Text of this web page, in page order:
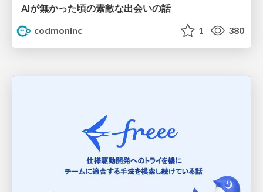
AIが無かった頃の素敵な出会いの話
codmoninc
1 380